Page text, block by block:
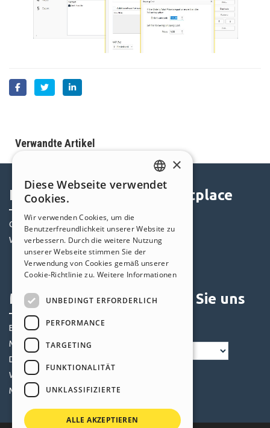
Verwandte Artikel
Help Center
Community
Websites von Nutzern
Marketplace
Templates
Objekte
Angebote
Mein Profil
Eigene Beiträge
Meine Lizenz
Downloads
Webhosting
Meine Credits
Folgen Sie uns
ENGLISH
GERMAN
SPANISH
PORTUGUESE
×
Diese Webseite verwendet
Cookies.
Wir verwenden Cookies, um die
Benutzerfreundlichkeit unserer Website zu
verbessern. Durch die weitere Nutzung
unserer Webseite stimmen Sie der
Verwendung von Cookies gemäß unserer
Cookie-Richtlinie zu. Weitere Informationen
UNBEDINGT ERFORDERLICH
PERFORMANCE
TARGETING
FUNKTIONALITÄT
UNKLASSIFIZIERTE
ALLE AKZEPTIEREN